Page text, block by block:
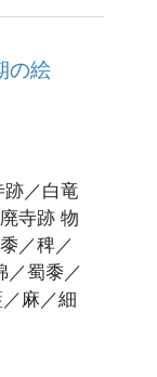
の絵
／白竜
寺跡 物
／稗／
／蜀黍／
麻／細